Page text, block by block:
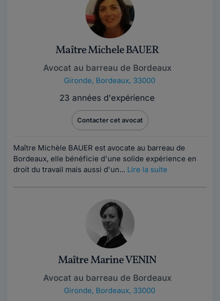
Maître Michele BAUER
Avocat au barreau de Bordeaux
Gironde, Bordeaux, 33000
23 années d'expérience
Contacter cet avocat
Maître Michèle BAUER est avocate au barreau de
Bordeaux, elle bénéficie d'une solide expérience en
droit du travail mais aussi d'un... Lire la suite
Maître Marine VENIN
Avocat au barreau de Bordeaux
Gironde, Bordeaux, 33000